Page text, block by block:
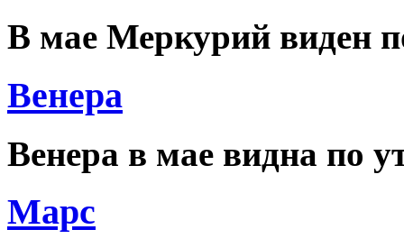
В мае Меркурий виден
Венера
Венера в мае видна по
Марс